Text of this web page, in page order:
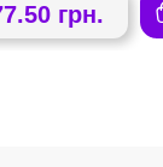
грн.